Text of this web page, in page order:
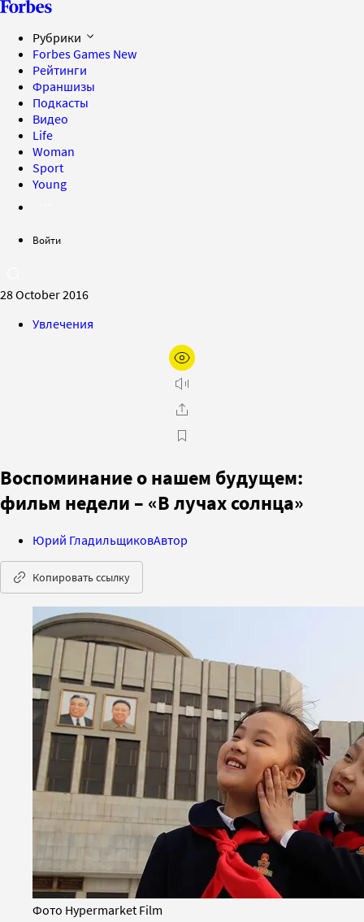
Рубрики
Forbes Games New
Рейтинги
Франшизы
Подкасты
Видео
Life
Woman
Sport
Young
Войти
28 October 2016
Увлечения
Воспоминание о нашем будущем:
фильм недели – «В лучах солнца»
Юрий ГладильщиковАвтор
Копировать ссылку
Фото Hypermarket Film